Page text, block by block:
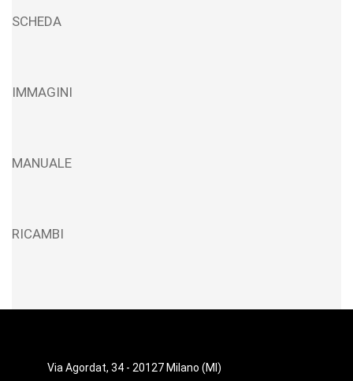
SCHEDA
IMMAGINI
MANUALE
RICAMBI
Via Agordat, 34 - 20127 Milano (MI)